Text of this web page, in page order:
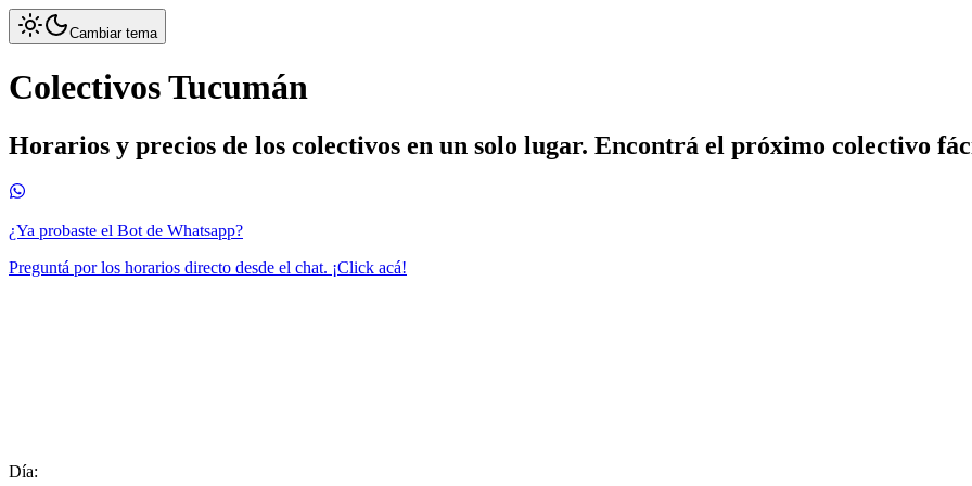
Cambiar tema
Colectivos Tucumán
Horarios y precios de los colectivos en un solo lugar. Encontrá el próximo colectivo
¿Ya probaste el Bot de Whatsapp?
Preguntá por los horarios directo desde el chat. ¡Click acá!
Día: